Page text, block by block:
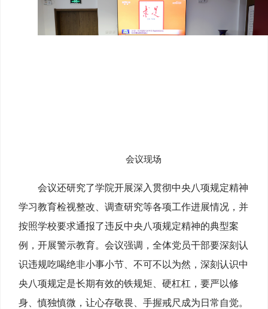
会议现场
会议还研究了学院开展深入贯彻中央八项规定精神
学习教育检视整改、调查研究等各项工作进展情况，并
按照学校要求通报了违反中央八项规定精神的典型案
例，开展警示教育。会议强调，全体党员干部要深刻认
识违规吃喝绝非小事小节、不可不以为然，深刻认识中
央八项规定是长期有效的铁规矩、硬杠杠，要严以修
身、慎独慎微，让心存敬畏、手握戒尺成为日常自觉。